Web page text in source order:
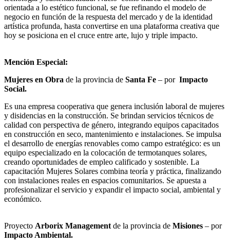
orientada a lo estético funcional, se fue refinando el modelo de
negocio en función de la respuesta del mercado y de la identidad
artística profunda, hasta convertirse en una plataforma creativa que
hoy se posiciona en el cruce entre arte, lujo y triple impacto.
Mención Especial:
Mujeres en Obra de la provincia de Santa Fe – por Impacto
Social.
Es una empresa cooperativa que genera inclusión laboral de mujeres
y disidencias en la construcción. Se brindan servicios técnicos de
calidad con perspectiva de género, integrando equipos capacitados
en construcción en seco, mantenimiento e instalaciones. Se impulsa
el desarrollo de energías renovables como campo estratégico: es un
equipo especializado en la colocación de termotanques solares,
creando oportunidades de empleo calificado y sostenible. La
capacitación Mujeres Solares combina teoría y práctica, finalizando
con instalaciones reales en espacios comunitarios. Se apuesta a
profesionalizar el servicio y expandir el impacto social, ambiental y
económico.
Proyecto Arborix Management de la provincia de Misiones – por
Impacto Ambiental.